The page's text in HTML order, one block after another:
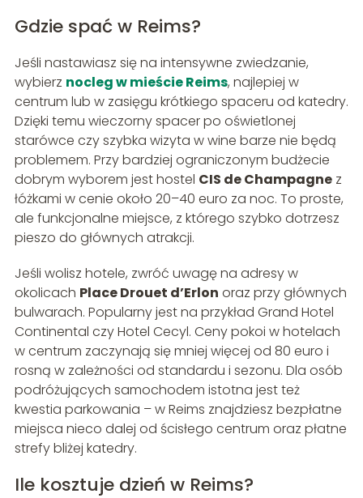
Gdzie spać w Reims?
Jeśli nastawiasz się na intensywne zwiedzanie,
wybierz nocleg w mieście Reims, najlepiej w
centrum lub w zasięgu krótkiego spaceru od katedry.
Dzięki temu wieczorny spacer po oświetlonej
starówce czy szybka wizyta w wine barze nie będą
problemem. Przy bardziej ograniczonym budżecie
dobrym wyborem jest hostel CIS de Champagnez
łóżkami w cenie około 20–40 euro za noc. To proste,
ale funkcjonalne miejsce, z którego szybko dotrzesz
pieszo do głównych atrakcji.
Jeśli wolisz hotele, zwróć uwagę na adresy w
okolicach Place Drouet d’Erlon oraz przy głównych
bulwarach. Popularny jest na przykład Grand Hotel
Continental czy Hotel Cecyl. Ceny pokoi w hotelach
w centrum zaczynają się mniej więcej od 80 euro i
rosną w zależności od standardu i sezonu. Dla osób
podróżujących samochodem istotna jest też
kwestia parkowania – w Reims znajdziesz bezpłatne
miejsca nieco dalej od ścisłego centrum oraz płatne
strefy bliżej katedry.
Ile kosztuje dzień w Reims?